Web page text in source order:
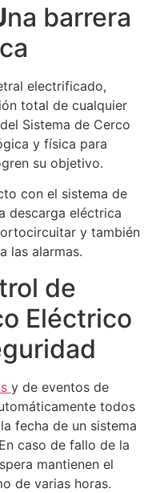
na barrera
electrificado,
total de cualquier
Sistema de Cerco
y física para
su objetivo.
con el sistema de
descarga eléctrica
y también
las alarmas.
de
Eléctrico
y de eventos de
todos
fecha de un sistema
caso de fallo de la
mantienen el
de varias horas.